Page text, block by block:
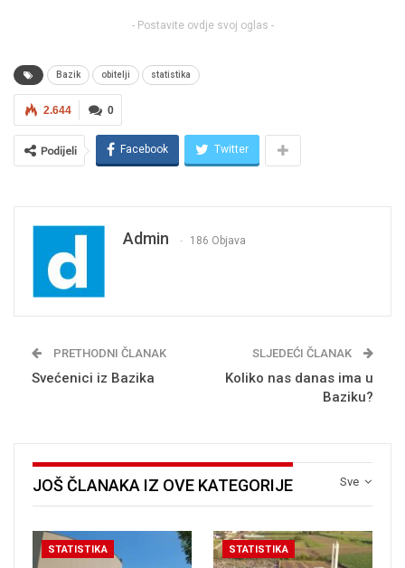
- Postavite ovdje svoj oglas -
Bazik obitelji statistika
0
2.644
Podijeli Facebook Twitter
Admin 186 Objava
PRETHODNI ČLANAK
Svećenici iz Bazika
SLJEDEĆI ČLANAK
Koliko nas danas ima u
Baziku?
Sve
JOŠ ČLANAKA IZ OVE KATEGORIJE
STATISTIKA STATISTIKA